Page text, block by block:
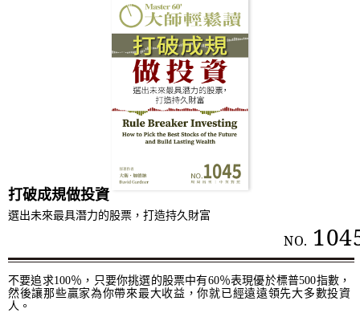
打破成規做投資
選出未來最具潛力的股票，打造持久財富
NO.
不要追求100％，只要你挑選的股票中有60％表現優於標普500指數，
然後讓那些贏家為你帶來最大收益，你就已經遠遠領先大多數投資
人。